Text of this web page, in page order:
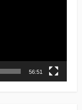
56:51